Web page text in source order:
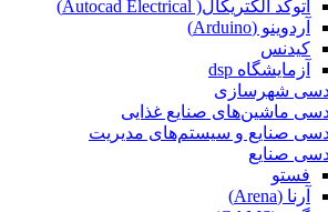
اتوکد الکتریکال( Autocad Electrical)
آردوینو (Arduino)
کیدنس
آزمایشگاه dsp
شهرسازی
ماشین‌های صنایع غذایی
صنایع و سیستم‌های مدیریت
صنایع
فستو
آرنا (Arena)